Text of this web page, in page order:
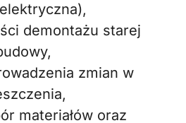
demontażu starej
zmian w
materiałów oraz